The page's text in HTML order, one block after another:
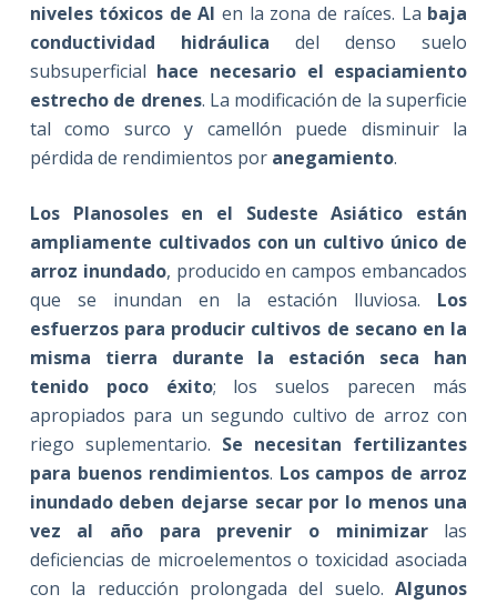
niveles tóxicos de Al en la zona de raíces. La baja
conductividad hidráulica del denso suelo
subsuperficial hace necesario el espaciamiento
estrecho de drenes. La modificación de la superficie
tal como surco y camellón puede disminuir la
pérdida de rendimientos por anegamiento.
Los Planosoles en el Sudeste Asiático están
ampliamente cultivados con un cultivo único de
arroz inundado, producido en campos embancados
que se inundan en la estación lluviosa. Los
esfuerzos para producir cultivos de secano en la
misma tierra durante la estación seca han
tenido poco éxito; los suelos parecen más
apropiados para un segundo cultivo de arroz con
riego suplementario. Se necesitan fertilizantes
para buenos rendimientos. Los campos de arroz
inundado deben dejarse secar por lo menos una
vez al año para prevenir o minimizarlas
deficiencias de microelementos o toxicidad asociada
con la reducción prolongada del suelo.Algunos